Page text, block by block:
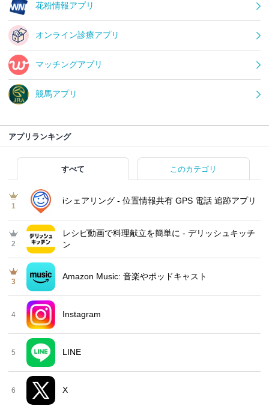
花粉情報アプリ
オンライン診療アプリ
マッチングアプリ
競馬アプリ
アプリランキング
すべて このカテゴリ
1
iシェアリング - 位置情報共有 GPS 電話 追跡アプリ
2
レシピ動画で料理献立を簡単‪に - デリッシュキッチ
ン
3
Amazon Music: 音楽やポッドキャスト
4 Instagram
5 LINE
6 X